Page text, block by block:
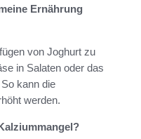
Ernährung
von Joghurt zu
in Salaten oder das
kann die
werden.